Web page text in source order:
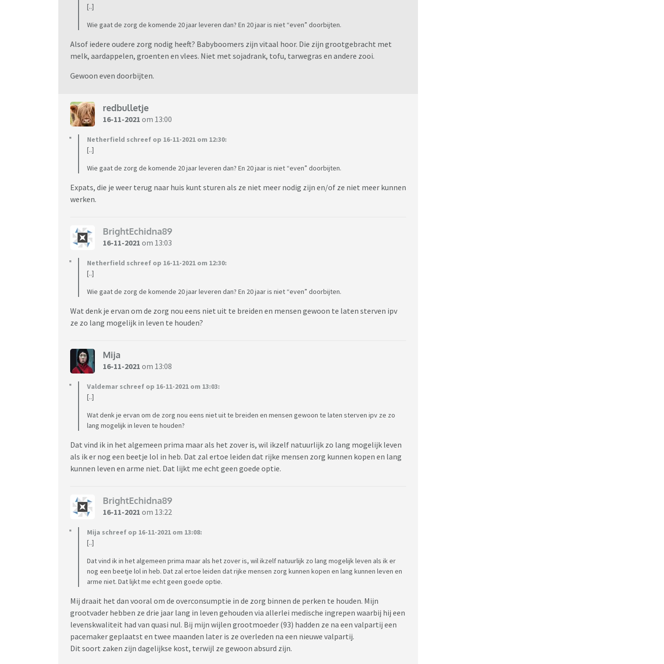
[..]
Wie gaat de zorg de komende 20 jaar leveren dan? En 20 jaar is niet “even” doorbijten.
Alsof iedere oudere zorg nodig heeft? Babyboomers zijn vitaal hoor. Die zijn grootgebracht met
melk, aardappelen, groenten en vlees. Niet met sojadrank, tofu, tarwegras en andere zooi.
Gewoon even doorbijten.
redbulletje
16-11-2021 om 13:00
Netherfield schreef op 16-11-2021 om 12:30:
[..]
Wie gaat de zorg de komende 20 jaar leveren dan? En 20 jaar is niet “even” doorbijten.
Expats, die je weer terug naar huis kunt sturen als ze niet meer nodig zijn en/of ze niet meer kunnen
werken.
BrightEchidna89
16-11-2021 om 13:03
Netherfield schreef op 16-11-2021 om 12:30:
[..]
Wie gaat de zorg de komende 20 jaar leveren dan? En 20 jaar is niet “even” doorbijten.
Wat denk je ervan om de zorg nou eens niet uit te breiden en mensen gewoon te laten sterven ipv
ze zo lang mogelijk in leven te houden?
Mija
16-11-2021 om 13:08
Valdemar schreef op 16-11-2021 om 13:03:
[..]
Wat denk je ervan om de zorg nou eens niet uit te breiden en mensen gewoon te laten sterven ipv ze zo
lang mogelijk in leven te houden?
Dat vind ik in het algemeen prima maar als het zover is, wil ikzelf natuurlijk zo lang mogelijk leven
als ik er nog een beetje lol in heb. Dat zal ertoe leiden dat rijke mensen zorg kunnen kopen en lang
kunnen leven en arme niet. Dat lijkt me echt geen goede optie.
BrightEchidna89
16-11-2021 om 13:22
Mija schreef op 16-11-2021 om 13:08:
[..]
Dat vind ik in het algemeen prima maar als het zover is, wil ikzelf natuurlijk zo lang mogelijk leven als ik er
nog een beetje lol in heb. Dat zal ertoe leiden dat rijke mensen zorg kunnen kopen en lang kunnen leven en
arme niet. Dat lijkt me echt geen goede optie.
Mij draait het dan vooral om de overconsumptie in de zorg binnen de perken te houden. Mijn
grootvader hebben ze drie jaar lang in leven gehouden via allerlei medische ingrepen waarbij hij een
levenskwaliteit had van quasi nul. Bij mijn wijlen grootmoeder (93) hadden ze na een valpartij een
pacemaker geplaatst en twee maanden later is ze overleden na een nieuwe valpartij.
Dit soort zaken zijn dagelijkse kost, terwijl ze gewoon absurd zijn.